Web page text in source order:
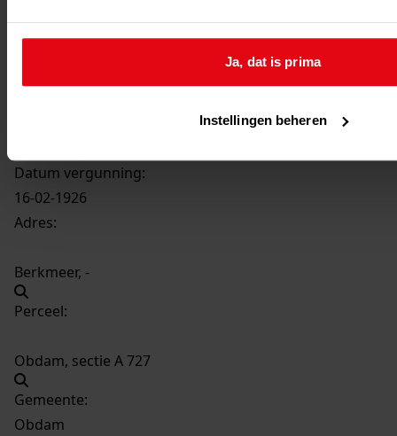
Ja, dat is prima
Instellingen beheren
Datum vergunning:
16-02-1926
Adres:
Berkmeer, -
Perceel:
Obdam, sectie A 727
Gemeente:
Obdam